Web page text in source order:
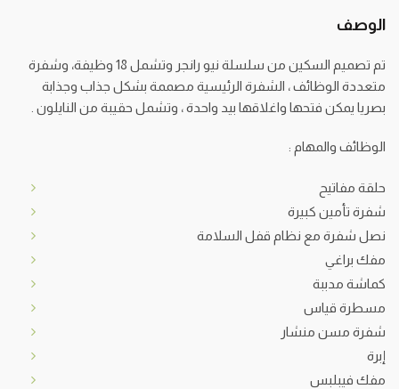
الوصف
تم تصميم السكين من سلسلة نيو رانجر وتشمل 18 وظيفة، وشفرة
متعددة الوظائف ، الشفرة الرئيسية مصممة بشكل جذاب وجذابة
بصريا يمكن فتحها واغلاقها بيد واحدة ، وتشمل حقيبة من النايلون .
الوظائف والمهام :
حلقة مفاتيح
شفرة تأمين كبيرة
نصل شفرة مع نظام قفل السلامة
مفك براغي
كماشة مدببة
مسطرة قياس
شفرة مسن منشار
إبرة
مفك فيبلبس